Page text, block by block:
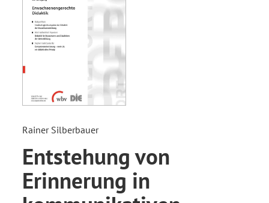
Rainer Silberbauer
Entstehung von
Erinnerung in